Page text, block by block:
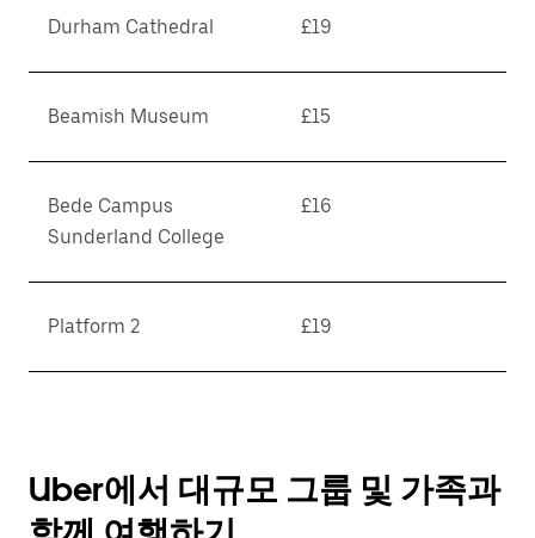
Durham Cathedral £19
Beamish Museum £15
Bede Campus
Sunderland College
£16
Platform 2 £19
Uber에서 대규모 그룹 및 가족과